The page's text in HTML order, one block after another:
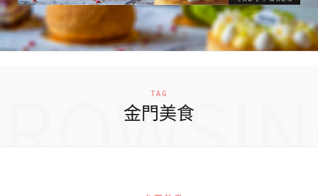
o
k
r
a
TAG
金門美食